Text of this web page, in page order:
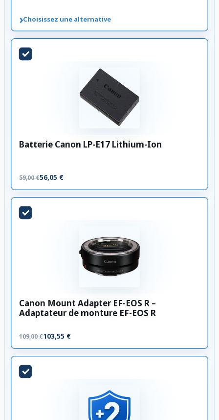
›Choisissez une alternative
Batterie Canon LP-E17 Lithium-Ion
59,00 €56,05 €
Canon Mount Adapter EF-EOS R –
Adaptateur de monture EF-EOS R
109,00 €103,55 €